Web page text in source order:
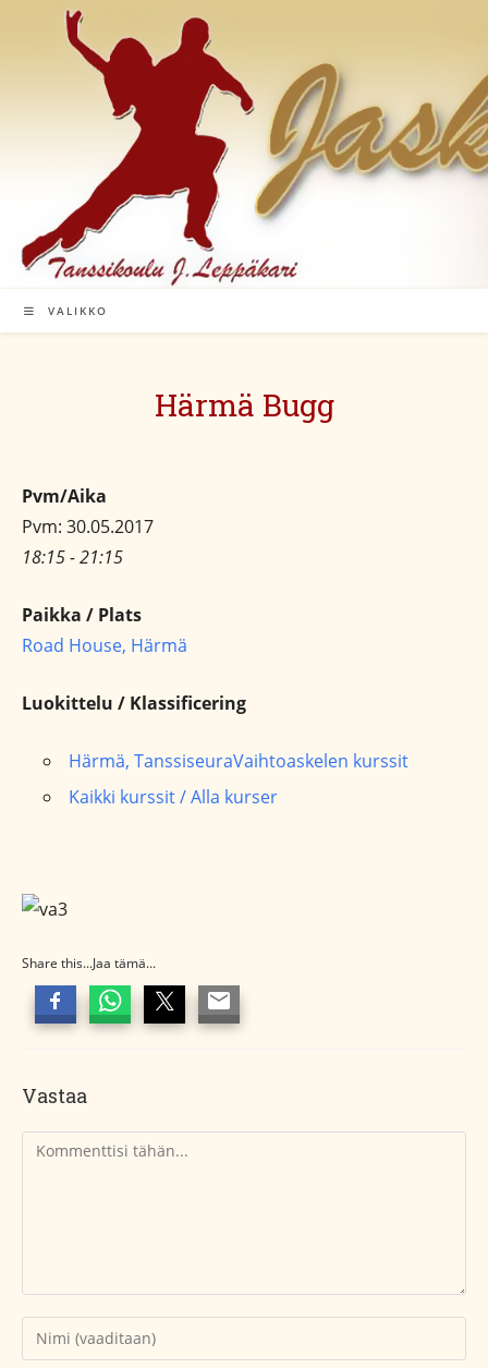
VALIKKO
Härmä Bugg
Pvm/Aika
Pvm: 30.05.2017
18:15 - 21:15
Paikka / Plats
Road House, Härmä
Luokittelu / Klassificering
Härmä, TanssiseuraVaihtoaskelen kurssit
Kaikki kurssit / Alla kurser
Share this...Jaa tämä...
Vastaa
Kommentti
Kirjoita
nimesi